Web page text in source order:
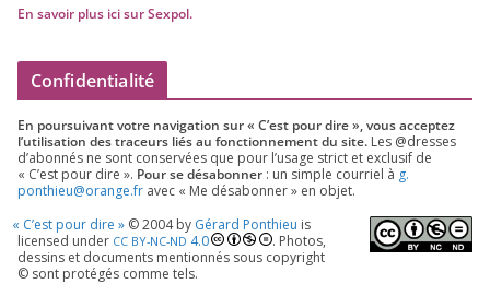
En savoir plus ici sur Sexpol.
Confidentialité
En pour­sui­vant votre navi­ga­tion sur « C’est pour dire », vous accep­tez
l’utilisation des tra­ceurs liés au fonc­tion­ne­ment du site. Les @dresses
d’a­bon­nés ne sont conser­vées que pour l’u­sage strict et exclu­sif de
« C’est pour dire ». Pour se désa­bon­ner : un simple cour­riel à g.​
ponthieu@​orange.​fr avec « Me désa­bon­ner » en objet.
« C’est pour dire » ©2004by Gérard Ponthieu is
licen­sed under CC BY-NC-ND 4.0
. Photos,
des­sins et docu­ments men­tion­nés sous copy­right
© sont pro­té­gés comme tels.